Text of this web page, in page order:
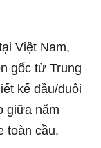
Việt Nam,
gốc từ Trung
kế đầu/đuôi
giữa năm
toàn cầu,